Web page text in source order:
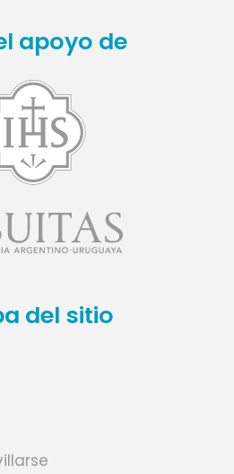
apoyo de
del sitio